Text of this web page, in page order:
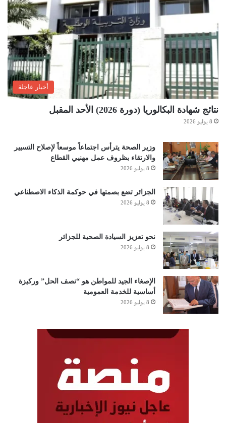
أخبار عاجلة
نتائج شهادة البكالوريا (دورة 2026) الأحد المقبل
8 يوليو 2026
وزير الصحة يترأس اجتماعاً موسعاً لإصلاح التسيير
والارتقاء بظروف عمل مهنيي القطاع
8 يوليو 2026
الجزائر تضع بصمتها في حوكمة الذكاء الاصطناعي
8 يوليو 2026
نحو تعزيز السيادة الصحية للجزائر
8 يوليو 2026
الإصغاء الجيد للمواطن هو “نصف الحل” وركيزة
أساسية للخدمة العمومية
8 يوليو 2026